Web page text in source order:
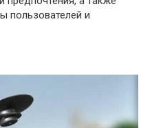
пользователей и